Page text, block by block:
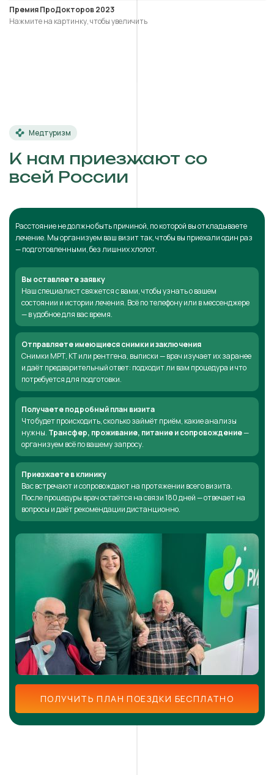
Премия ПроДокторов 2023
Нажмите на картинку, чтобы увеличить
Медтуризм
К нам приезжают со
всей России
Расстояние не должно быть причиной, по которой вы откладываете
лечение. Мы организуем ваш визит так, чтобы вы приехали один раз
— подготовленными, без лишних хлопот.
Вы оставляете заявку
Наш специалист свяжется с вами, чтобы узнать о вашем
состоянии и истории лечения. Всё по телефону или в мессенджере
— в удобное для вас время.
Отправляете имеющиеся снимки и заключения
Снимки МРТ, КТ или рентгена, выписки — врач изучает их заранее
и даёт предварительный ответ: подходит ли вам процедура и что
потребуется для подготовки.
Получаете подробный план визита
Что будет происходить, сколько займёт приём, какие анализы
нужны. Трансфер, проживание, питание и сопровождение—
организуем всё по вашему запросу.
Приезжаете в клинику
Вас встречают и сопровождают на протяжении всего визита.
После процедуры врач остаётся на связи 180 дней — отвечает на
вопросы и даёт рекомендации дистанционно.
ПОЛУЧИТЬ ПЛАН ПОЕЗДКИ БЕСПЛАТНО